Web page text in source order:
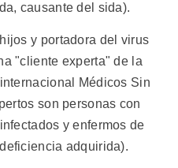
causante del sida).
y portadora del virus
"cliente experta" de la
Médicos Sin
son personas con
y enfermos de
adquirida).